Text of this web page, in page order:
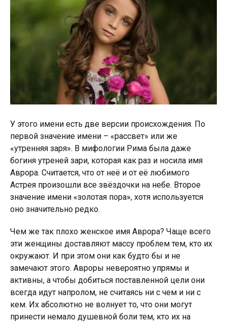
У этого имени есть две версии происхождения. По
первой значение имени – «рассвет» или же
«утренняя заря». В мифологии Рима была даже
богиня утреней зари, которая как раз и носила имя
Аврора. Считается, что от неё и от её любимого
Астрея произошли все звёздочки на небе. Второе
значение имени «золотая пора», хотя используется
оно значительно редко.
Чем же так плохо женское имя Аврора? Чаще всего
эти женщины доставляют массу проблем тем, кто их
окружают. И при этом они как будто бы и не
замечают этого. Авроры невероятно упрямы и
активны, а чтобы добиться поставленной цели они
всегда идут напролом, не считаясь ни с чем и ни с
кем. Их абсолютно не волнует то, что они могут
принести немало душевной боли тем, кто их на